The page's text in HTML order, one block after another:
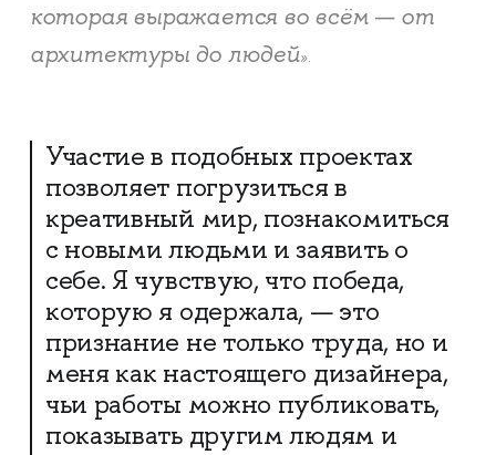
которая выражается во всём — от
архитектуры до людей».
Участие в подобных проектах
позволяет погрузиться в
креативный мир, познакомиться
с новыми людьми и заявить о
себе. Я чувствую, что победа,
которую я одержала, — это
признание не только труда, но и
меня как настоящего дизайнера,
чьи работы можно публиковать,
показывать другим людям и